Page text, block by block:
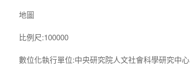
地圖
比例尺:100000
數位化執行單位:中央研究院人文社會科學研究中心